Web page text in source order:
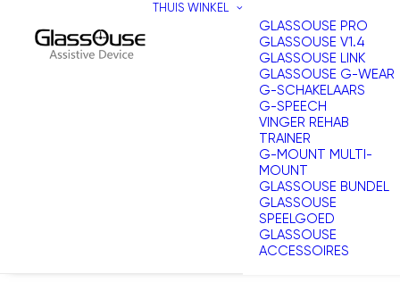
THUIS WINKEL
GLASSOUSE PRO
GLASSOUSE V1.4
GLASSOUSE LINK
GLASSOUSE G-WEAR
G-SCHAKELAARS
G-SPEECH
VINGER REHAB
TRAINER
G-MOUNT MULTI-
MOUNT
GLASSOUSE BUNDEL
GLASSOUSE
SPEELGOED
GLASSOUSE
ACCESSOIRES